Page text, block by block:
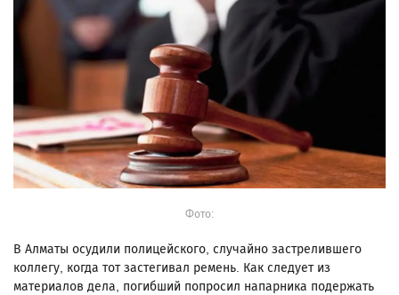
Фото:
В Алматы осудили полицейского, случайно застрелившего
коллегу, когда тот застегивал ремень. Как следует из
материалов дела, погибший попросил напарника подержать